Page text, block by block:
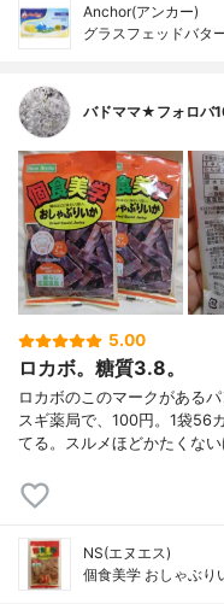
Anchor(アンカー)
グラスフェッドバタ
バドママ★フォロバ
5.00
ロカボ。糖質3.8。
ロカボのこのマークがある
スギ薬局で、100円。1袋56
てる。スルメほどかたくな
NS(エヌエス)
個食美学 おしゃぶり